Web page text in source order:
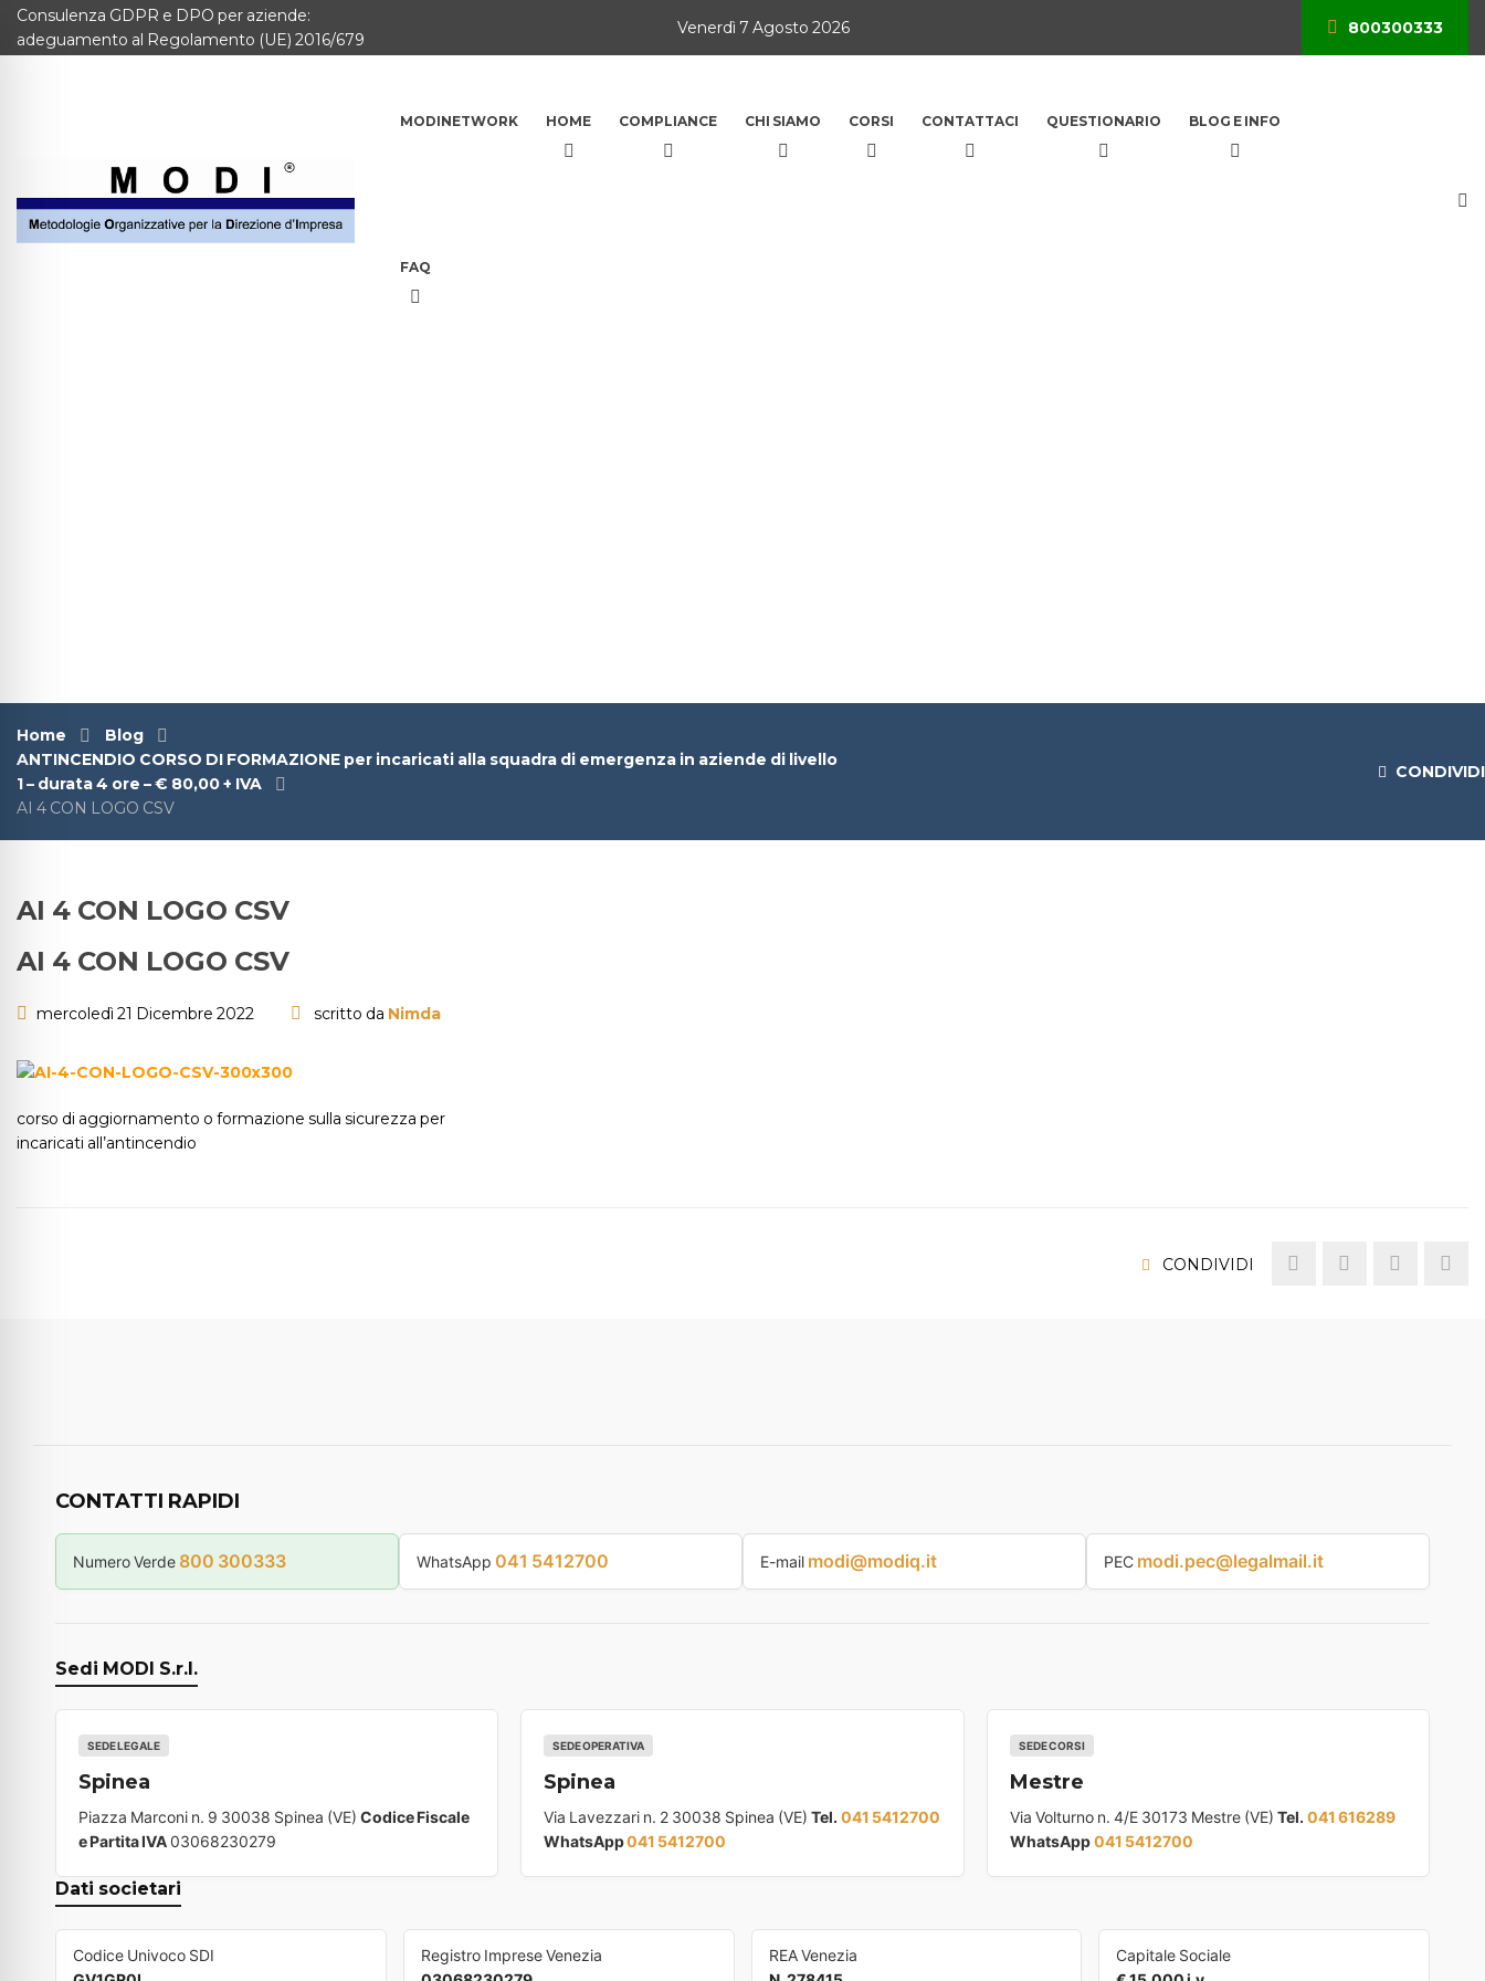
MODINETWORK
Chi Siamo
Corsi
Consulenza GDPR e DPO per aziende:
adeguamento al Regolamento (UE) 2016/679
Venerdì 7 Agosto 2026 800300333
MODINETWORK HOME COMPLIANCE CHI SIAMO CORSI CONTATTACI QUESTIONARIO BLOG E INFO
FAQ
Home
Blog
ANTINCENDIO CORSO DI FORMAZIONE per incaricati alla squadra di emergenza in aziende di livello
1 – durata 4 ore – € 80,00 + IVA
AI 4 CON LOGO CSV
CONDIVIDI
AI 4 CON LOGO CSV
AI 4 CON LOGO CSV
mercoledì 21 Dicembre 2022 scritto da Nimda
corso di aggiornamento o formazione sulla sicurezza per
incaricati all’antincendio
CONDIVIDI
CONTATTI RAPIDI
Numero Verde 800 300333 WhatsApp 041 5412700 E-mail modi@modiq.it PEC modi.pec@legalmail.it
Sedi MODI S.r.l.
SEDE LEGALE
Spinea
Piazza Marconi n. 9 30038 Spinea (VE) Codice Fiscale
e Partita IVA03068230279
SEDE OPERATIVA
Spinea
Via Lavezzari n. 2 30038 Spinea (VE)Tel. 041 5412700
WhatsApp041 5412700
SEDE CORSI
Mestre
Via Volturno n. 4/E 30173 Mestre (VE) Tel. 041 616289
WhatsApp041 5412700
Dati societari
Codice Univoco SDI
Registro Imprese Venezia
REA Venezia
Capitale Sociale